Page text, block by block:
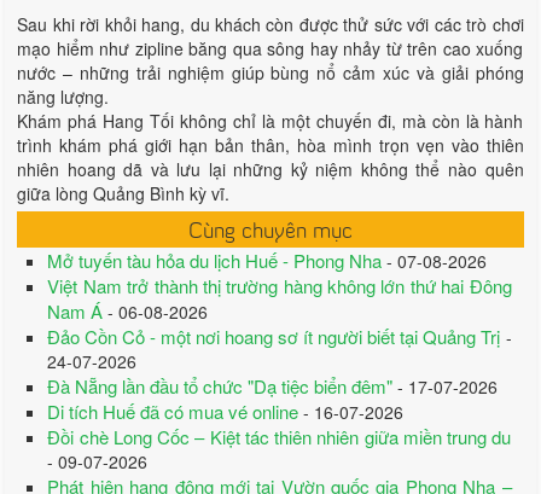
Sau khi rời khỏi hang, du khách còn được thử sức với các trò chơi
mạo hiểm như zipline băng qua sông hay nhảy từ trên cao xuống
nước – những trải nghiệm giúp bùng nổ cảm xúc và giải phóng
năng lượng.
Khám phá Hang Tối không chỉ là một chuyến đi, mà còn là hành
trình khám phá giới hạn bản thân, hòa mình trọn vẹn vào thiên
nhiên hoang dã và lưu lại những kỷ niệm không thể nào quên
giữa lòng Quảng Bình kỳ vĩ.
Cùng chuyên mục
Mở tuyến tàu hỏa du lịch Huế - Phong Nha - 07-08-2026
Việt Nam trở thành thị trường hàng không lớn thứ hai Đông
Nam Á - 06-08-2026
Đảo Cồn Cỏ - một nơi hoang sơ ít người biết tại Quảng Trị -
24-07-2026
Đà Nẵng lần đầu tổ chức "Dạ tiệc biển đêm" - 17-07-2026
Di tích Huế đã có mua vé online - 16-07-2026
Đồi chè Long Cốc – Kiệt tác thiên nhiên giữa miền trung du
- 09-07-2026
Phát hiện hang động mới tại Vườn quốc gia Phong Nha –